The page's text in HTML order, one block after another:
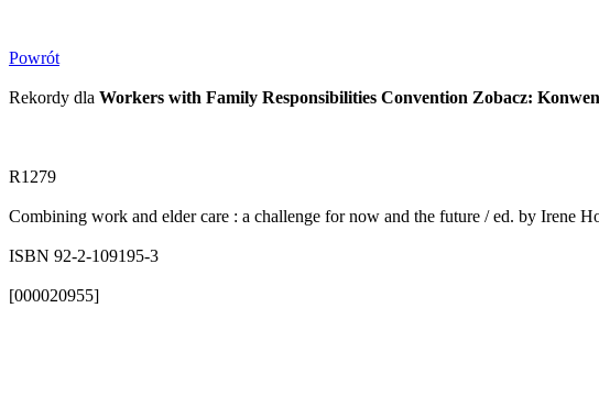
Powrót
Rekordy dla Workers with Family Responsibilities Convention Zobacz:
R1279
Combining work and elder care : a challenge for now and the future / ed. by Irene
ISBN 92-2-109195-3
[000020955]